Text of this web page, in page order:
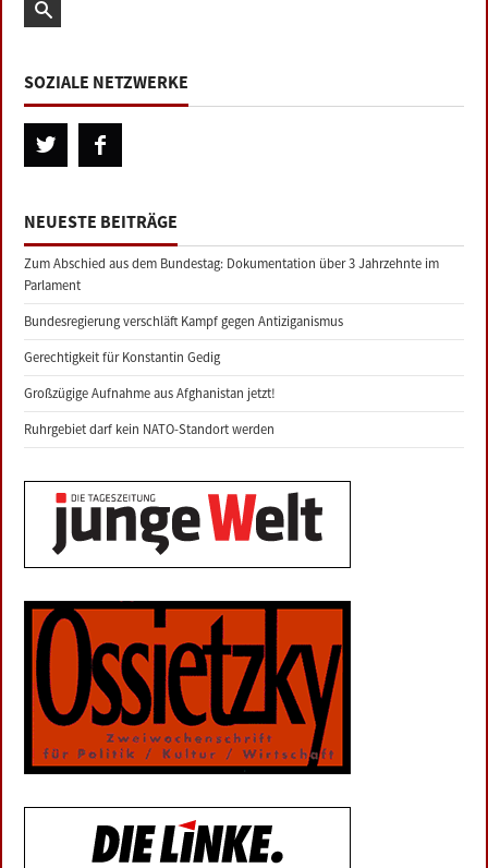
SOZIALE NETZWERKE
NEUESTE BEITRÄGE
Zum Abschied aus dem Bundestag: Dokumentation über 3 Jahrzehnte im
Parlament
Bundesregierung verschläft Kampf gegen Antiziganismus
Gerechtigkeit für Konstantin Gedig
Großzügige Aufnahme aus Afghanistan jetzt!
Ruhrgebiet darf kein NATO-Standort werden